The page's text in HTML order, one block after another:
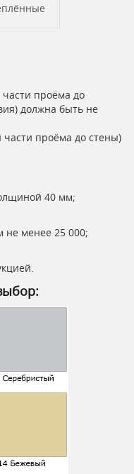
части проёма до
должна быть не
части проёма до стены)
40 мм;
не менее 25 000;